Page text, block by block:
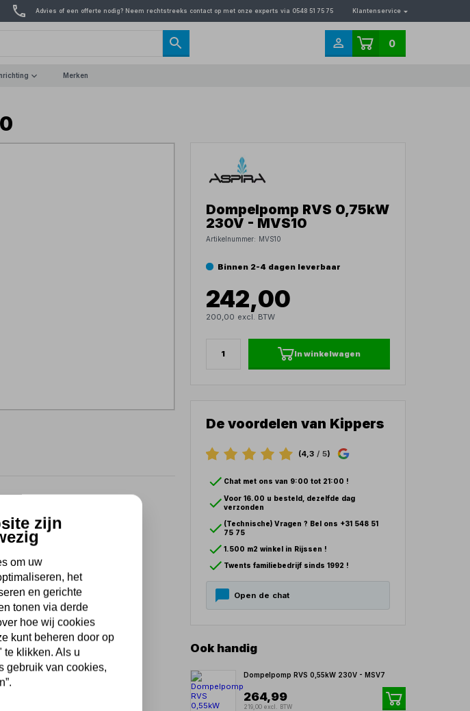
Advies of een offerte nodig? Neem rechtstreeks contact op met onze experts via 0548 51 75 75 Klantenservice
0
Merken
een kanaalwaaier voor
Dompelpomp RVS 0,75kW
230V - MVS10
Artikelnummer: MVS10
Binnen 2-4 dagen leverbaar
242,00
200,00 excl. BTW
In winkelwagen
De voordelen van Kippers
(4,3/ 5)
Chat met ons van 9:00 tot 21:00 !
Voor 16.00 u besteld, dezelfde dag
verzonden
(Technische) Vragen ? Bel ons +31 548 51
75 75
1.500 m2 winkel in Rijssen !
Twents familiebedrijf sinds 1992 !
Open de chat
Ook handig
Dompelpomp RVS 0,55kW 230V - MSV7
264,99
219,00 excl. BTW
zijn
om uw
het
en gerichte
tonen via derde
hoe wij cookies
kunt beheren door op
klikken. Als u
gebruik van cookies,